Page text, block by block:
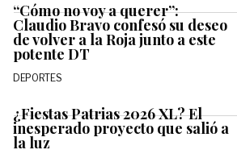
“Cómo no voy a querer”:
Claudio Bravo confesó su deseo
de volver a la Roja junto a este
potente DT
DEPORTES
¿Fiestas Patrias 2026 XL? El
inesperado proyecto que salió a
la luz